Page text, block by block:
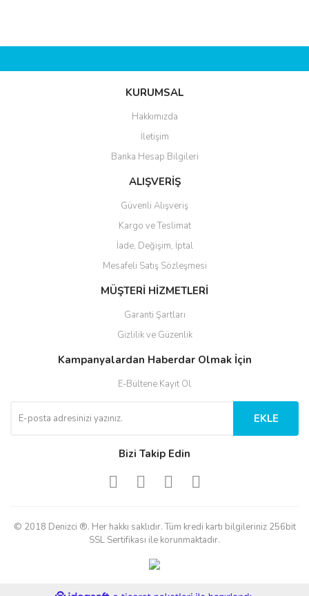
KURUMSAL
Hakkımızda
İletişim
Banka Hesap Bilgileri
ALIŞVERİŞ
Güvenli Alışveriş
Kargo ve Teslimat
İade, Değişim, İptal
Mesafeli Satış Sözleşmesi
MÜŞTERİ HİZMETLERİ
Garanti Şartları
Gizlilik ve Güzenlik
Kampanyalardan Haberdar Olmak İçin
E-Bültene Kayıt Ol
EKLE
Bizi Takip Edin
© 2018 Denizci ®. Her hakkı saklıdır. Tüm kredi kartı bilgileriniz 256bit
SSL Sertifikası ile korunmaktadır.